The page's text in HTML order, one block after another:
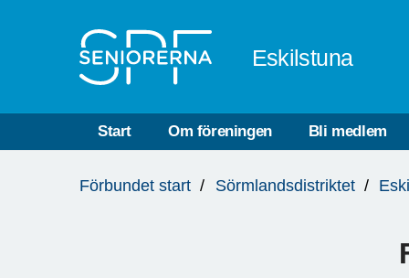
Eskilstuna
Start Om föreningen Bli medlem
är
Förbundet start Sörmlandsdistriktet